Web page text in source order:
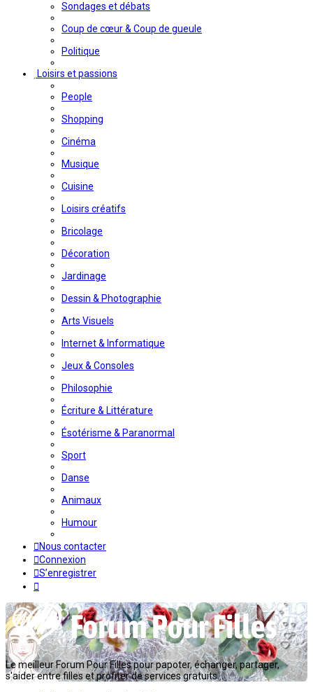
Sondages et débats
Coup de cœur & Coup de gueule
Politique
Loisirs et passions
People
Shopping
Cinéma
Musique
Cuisine
Loisirs créatifs
Bricolage
Décoration
Jardinage
Dessin & Photographie
Arts Visuels
Internet & Informatique
Jeux & Consoles
Philosophie
Écriture & Littérature
Ésotérisme & Paranormal
Sport
Danse
Animaux
Humour
Nous contacter
Connexion
S’enregistrer
Le meilleur Forum Pour Filles pour papoter, échanger, partager,
s'aider entre filles et profiter de services gratuits...